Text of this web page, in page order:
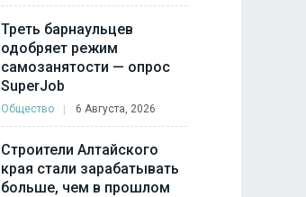
Треть барнаульцев
одобряет режим
самозанятости — опрос
SuperJob
Общество 6 Августа, 2026
Строители Алтайского
края стали зарабатывать
больше, чем в прошлом